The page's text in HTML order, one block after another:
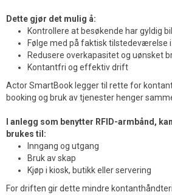
Dette gjør det mulig å:
Kontrollere at besøkende har gyldig
Følge med på faktisk tilstedeværelse
Redusere overkapasitet og uønsket
Kontantfri og effektiv drift
Actor SmartBook legger til rette for
booking og bruk av tjenester henger
I anlegg som benytter RFID-armbånd,
brukes til:
Inngang og utgang
Bruk av skap
Kjøp i kiosk, butikk eller servering
For driften gir dette mindre